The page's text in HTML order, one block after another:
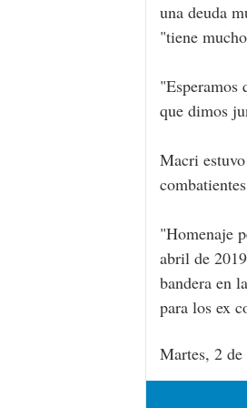
una deuda
"tiene
"Esperamos
que dimos
Macri
"Homenaje
abril de
bandera en
para los ex
Martes, 2